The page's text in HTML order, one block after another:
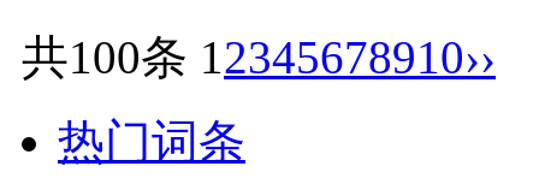
共100条 12345678910››
热门词条